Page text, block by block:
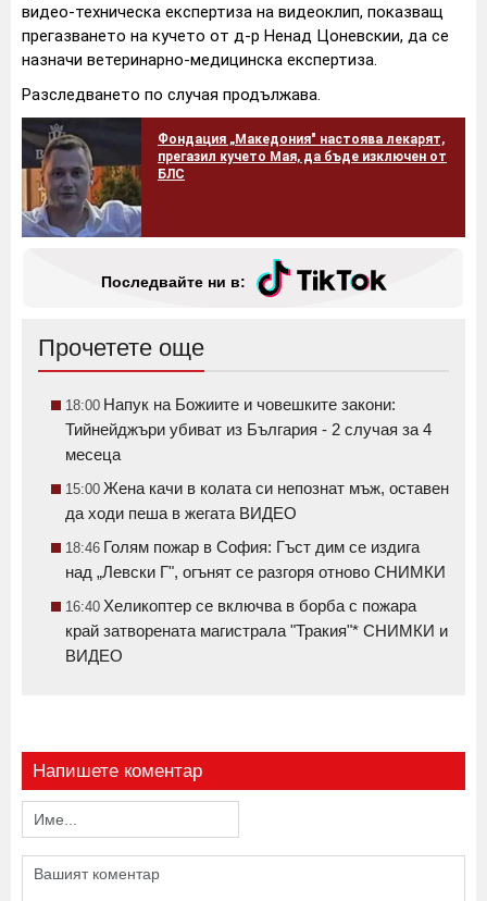
видео-техническа експертиза на видеоклип, показващ
прегазването на кучето от д-р Ненад Цоневскии, да се
назначи ветеринарно-медицинска експертиза.
Разследването по случая продължава.
Фондация „Македония" настоява лекарят,
прегазил кучето Мая, да бъде изключен от
БЛС
Последвайте ни в:
Прочетете още
18:00 Напук на Божиите и човешките закони:
Тийнейджъри убиват из България - 2 случая за 4
месеца
15:00 Жена качи в колата си непознат мъж, оставен
да ходи пеша в жегата ВИДЕО
18:46 Голям пожар в София: Гъст дим се издига
над „Левски Г", огънят се разгоря отново СНИМКИ
16:40 Хеликоптер се включва в борба с пожара
край затворената магистрала "Тракия"* СНИМКИ и
ВИДЕО
Напишете коментар